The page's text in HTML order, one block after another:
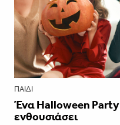
ΠΑΙΔΊ
Ένα Halloween
ενθουσιάσει